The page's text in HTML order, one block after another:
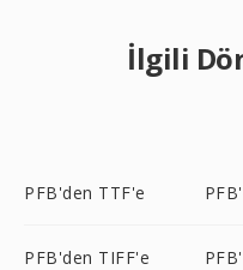
İlgili
PFB'den TTF'e
PFB'den TIFF'e